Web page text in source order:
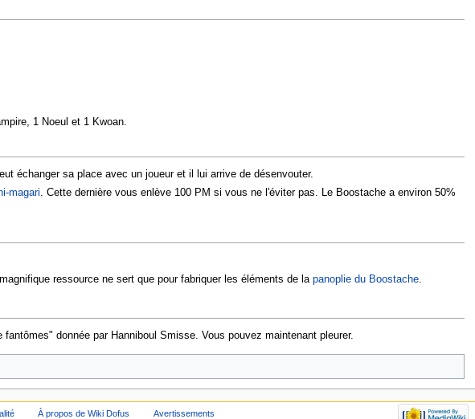
1 Noeul et 1 Kwoan.
échanger sa place avec un joueur et il lui arrive de désenvouter.
magari . Cette dernière vous enlève 100 PM si vous ne l'éviter pas. Le Boostache a environ 50%
ressource ne sert que pour fabriquer les éléments de la panoplie du Boostache.
donnée par Hanniboul Smisse. Vous pouvez maintenant pleurer.
À propos de Wiki Dofus Avertissements